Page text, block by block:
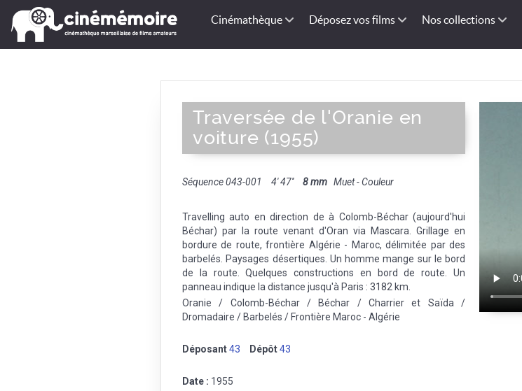
Cinémathèque Déposez vos films Nos collections
Traversée de l'Oranie en
voiture (1955)
Séquence 043-001 4' 47'' 8 mm Muet - Couleur
Travelling auto en direction de à Colomb-Béchar (aujourd'hui
Béchar) par la route venant d'Oran via Mascara. Grillage en
bordure de route, frontière Algérie - Maroc, délimitée par des
barbelés. Paysages désertiques. Un homme mange sur le bord
de la route. Quelques constructions en bord de route. Un
panneau indique la distance jusqu'à Paris : 3182 km.
Oranie / Colomb-Béchar / Béchar / Charrier et Saïda /
Dromadaire / Barbelés / Frontière Maroc - Algérie
Déposant43 Dépôt43
Date : 1955